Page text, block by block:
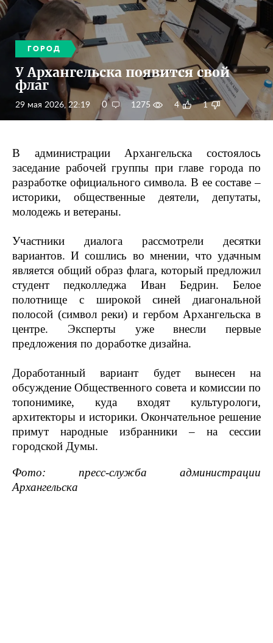
ГОРОД
У Архангельска появится свой
флаг
29 мая 2026, 22:19 0 1275 4 1
В администрации Архангельска состоялось
заседание рабочей группы при главе города по
разработке официального символа. В ее составе –
историки, общественные деятели, депутаты,
молодежь и ветераны.
Участники диалога рассмотрели десятки
вариантов. И сошлись во мнении, что удачным
является общий образ флага, который предложил
студент педколледжа Иван Бедрин. Белое
полотнище с широкой синей диагональной
полосой (символ реки) и гербом Архангельска в
центре. Эксперты уже внесли первые
предложения по доработке дизайна.
Доработанный вариант будет вынесен на
обсуждение Общественного совета и комиссии по
топонимике, куда входят культурологи,
архитекторы и историки. Окончательное решение
примут народные избранники – на сессии
городской Думы.
Фото: пресс-служба администрации
Архангельска